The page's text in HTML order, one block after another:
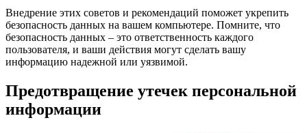
Внедрение этих советов и рекомендаций поможет укрепить
безопасность данных на вашем компьютере. Помните, что
безопасность данных – это ответственность каждого
пользователя, и ваши действия могут сделать вашу
информацию надежной или уязвимой.
Предотвращение утечек персональной
информации